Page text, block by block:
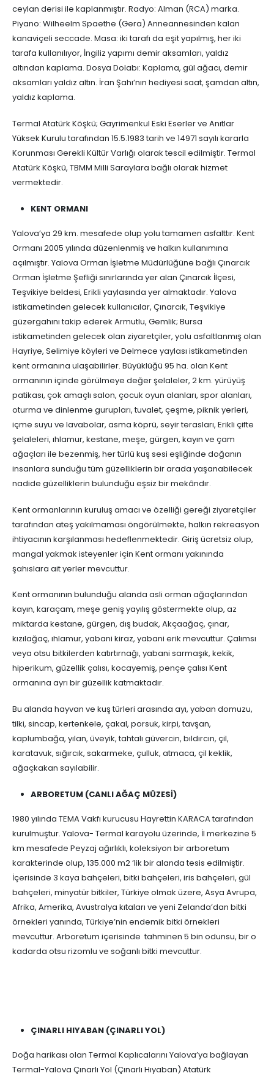
ceylan derisi ile kaplanmıştır. Radyo: Alman (RCA) marka.
Piyano: Wilheelm Spaethe (Gera) Anneannesinden kalan
kanaviçeli seccade. Masa: iki tarafı da eşit yapılmış, her iki
tarafa kullanılıyor, İngiliz yapımı demir aksamları, yaldız
altından kaplama. Dosya Dolabı: Kaplama, gül ağacı, demir
aksamları yaldız altın. İran Şahı’nın hediyesi saat, şamdan altın,
yaldız kaplama.
Termal Atatürk Köşkü; Gayrimenkul Eski Eserler ve Anıtlar
Yüksek Kurulu tarafından 15.5.1983 tarih ve 14971 sayılı kararla
Korunması Gerekli Kültür Varlığı olarak tescil edilmiştir. Termal
Atatürk Köşkü, TBMM Milli Saraylara bağlı olarak hizmet
vermektedir.
KENT ORMANI
Yalova’ya 29 km. mesafede olup yolu tamamen asfalttır. Kent
Ormanı 2005 yılında düzenlenmiş ve halkın kullanımına
açılmıştır. Yalova Orman İşletme Müdürlüğüne bağlı Çınarcık
Orman İşletme Şefliği sınırlarında yer alan Çınarcık İlçesi,
Teşvikiye beldesi, Erikli yaylasında yer almaktadır. Yalova
istikametinden gelecek kullanıcılar, Çınarcık, Teşvikiye
güzergahını takip ederek Armutlu, Gemlik; Bursa
istikametinden gelecek olan ziyaretçiler, yolu asfaltlanmış olan
Hayriye, Selimiye köyleri ve Delmece yaylası istikametinden
kent ormanına ulaşabilirler. Büyüklüğü 95 ha. olan Kent
ormanının içinde görülmeye değer şelaleler, 2 km. yürüyüş
patikası, çok amaçlı salon, çocuk oyun alanları, spor alanları,
oturma ve dinlenme gurupları, tuvalet, çeşme, piknik yerleri,
içme suyu ve lavabolar, asma köprü, seyir terasları, Erikli çifte
şelaleleri, ıhlamur, kestane, meşe, gürgen, kayın ve çam
ağaçları ile bezenmiş, her türlü kuş sesi eşliğinde doğanın
insanlara sunduğu tüm güzelliklerin bir arada yaşanabilecek
nadide güzelliklerin bulunduğu eşsiz bir mekândır.
Kent ormanlarının kuruluş amacı ve özelliği gereği ziyaretçiler
tarafından ateş yakılmaması öngörülmekte, halkın rekreasyon
ihtiyacının karşılanması hedeflenmektedir. Giriş ücretsiz olup,
mangal yakmak isteyenler için Kent ormanı yakınında
şahıslara ait yerler mevcuttur.
Kent ormanının bulunduğu alanda asli orman ağaçlarından
kayın, karaçam, meşe geniş yayılış göstermekte olup, az
miktarda kestane, gürgen, dış budak, Akçaağaç, çınar,
kızılağaç, ıhlamur, yabani kiraz, yabani erik mevcuttur. Çalımsı
veya otsu bitkilerden katırtırnağı, yabani sarmaşık, kekik,
hiperikum, güzellik çalısı, kocayemiş, pençe çalısı Kent
ormanına ayrı bir güzellik katmaktadır.
Bu alanda hayvan ve kuş türleri arasında ayı, yaban domuzu,
tilki, sincap, kertenkele, çakal, porsuk, kirpi, tavşan,
kaplumbağa, yılan, üveyik, tahtalı güvercin, bıldırcın, çil,
karatavuk, sığırcık, sakarmeke, çulluk, atmaca, çil keklik,
ağaçkakan sayılabilir.
ARBORETUM (CANLI AĞAÇ MÜZESİ)
1980 yılında TEMA Vakfı kurucusu Hayrettin KARACA tarafından
kurulmuştur. Yalova- Termal karayolu üzerinde, İl merkezine 5
km mesafede Peyzaj ağırlıklı, koleksiyon bir arboretum
karakterinde olup, 135.000 m2 ‘lik bir alanda tesis edilmiştir.
İçerisinde 3 kaya bahçeleri, bitki bahçeleri, iris bahçeleri, gül
bahçeleri, minyatür bitkiler, Türkiye olmak üzere, Asya Avrupa,
Afrika, Amerika, Avustralya kıtaları ve yeni Zelanda’dan bitki
örnekleri yanında, Türkiye’nin endemik bitki örnekleri
mevcuttur. Arboretum içerisinde tahminen 5 bin odunsu, bir o
kadarda otsu rizomlu ve soğanlı bitki mevcuttur.
ÇINARLI HIYABAN (ÇINARLI YOL)
Doğa harikası olan Termal Kaplıcalarını Yalova’ya bağlayan
Termal-Yalova Çınarlı Yol (Çınarlı Hıyaban) Atatürk